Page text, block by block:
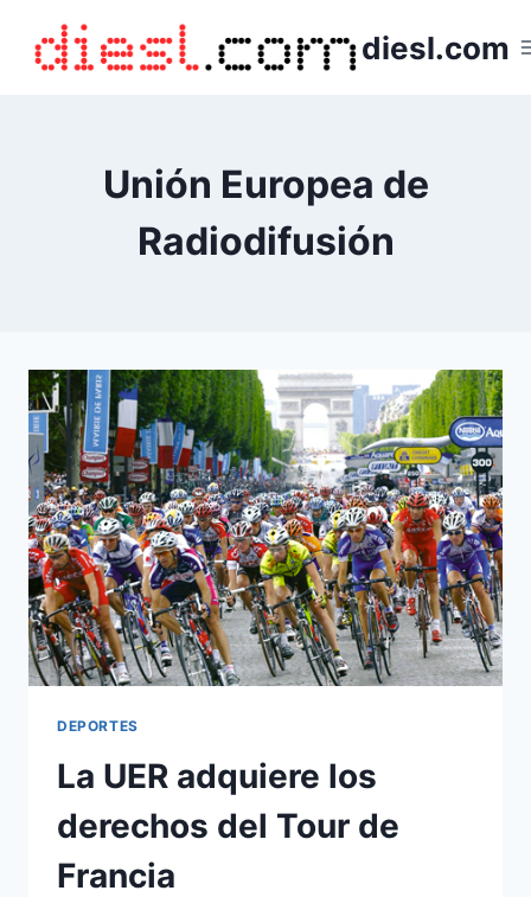
contenido
diesl.com
Unión Europea de
Radiodifusión
DEPORTES
La UER adquiere los
derechos del Tour de
Francia